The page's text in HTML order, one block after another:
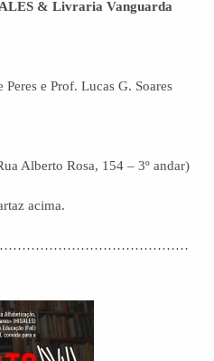
& Livraria Vanguarda
Peres e Prof. Lucas G. Soares
Alberto Rosa, 154 – 3º andar)
acima.